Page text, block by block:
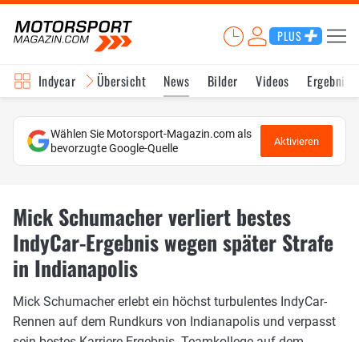
PLUS
Indycar Übersicht News Bilder Videos
Wählen Sie Motorsport-Magazin.com als
bevorzugte Google-Quelle
Aktivieren
Mick Schumacher verliert bestes
IndyCar-Ergebnis wegen später Strafe
in Indianapolis
Mick Schumacher erlebt ein höchst turbulentes IndyCar-
Rennen auf dem Rundkurs von Indianapolis und verpasst